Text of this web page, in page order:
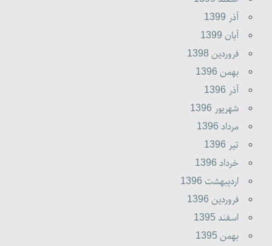
آذر 1399
آبان 1399
فروردين 1398
بهمن 1396
آذر 1396
شهريور 1396
مرداد 1396
تير 1396
خرداد 1396
ارديبهشت 1396
فروردين 1396
اسفند 1395
بهمن 1395